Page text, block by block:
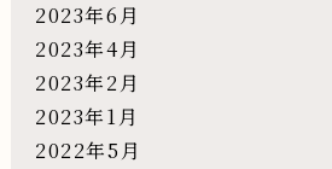
2023年6月
2023年4月
2023年2月
2023年1月
2022年5月